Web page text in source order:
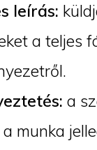
leírás:
a teljes
a
munka